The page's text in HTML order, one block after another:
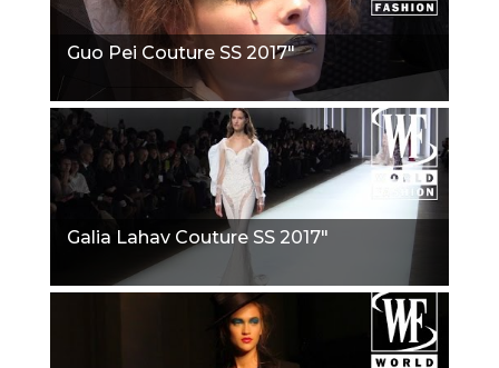
Guo Pei Couture SS 2017"
Galia Lahav Couture SS 2017"